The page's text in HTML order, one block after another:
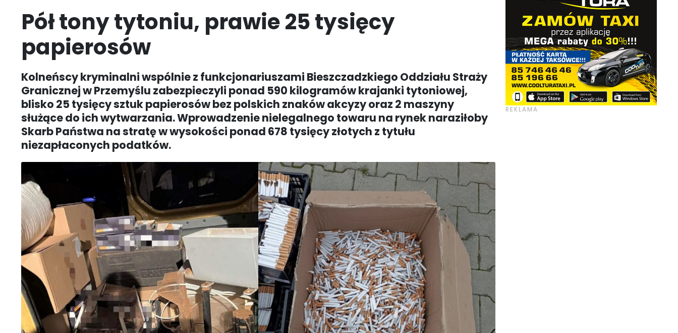
Pół tony tytoniu, prawie 25 tysięcy
papierosów
Kolneńscy kryminalni wspólnie z funkcjonariuszami Bieszczadzkiego Oddziału Straży
Granicznej w Przemyślu zabezpieczyli ponad 590 kilogramów krajanki tytoniowej,
blisko 25 tysięcy sztuk papierosów bez polskich znaków akcyzy oraz 2 maszyny
służące do ich wytwarzania. Wprowadzenie nielegalnego towaru na rynek naraziłoby
Skarb Państwa na stratę w wysokości ponad 678 tysięcy złotych z tytułu
niezapłaconych podatków.